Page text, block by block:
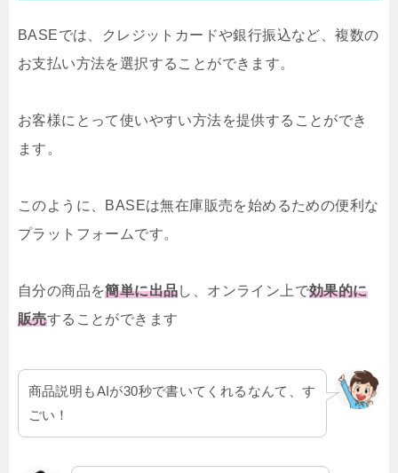
BASEでは、クレジットカードや銀行振込など、複数の
お支払い方法を選択することができます。
お客様にとって使いやすい方法を提供することができ
ます。
このように、BASEは無在庫販売を始めるための便利な
プラットフォームです。
自分の商品を簡単に出品し、オンライン上で効果的に
販売することができます
商品説明もAIが30秒で書いてくれるなんて、す
ごい！